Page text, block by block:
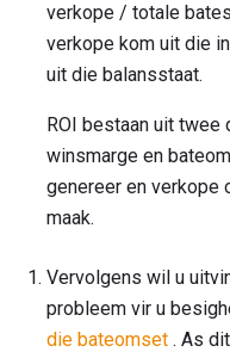
verkope / totale
verkope kom uit die
uit die balansstaat.
ROI bestaan ​​uit
winsmarge en
genereer en verkope
maak.
Vervolgens wil u
probleem vir u
die bateomset . As